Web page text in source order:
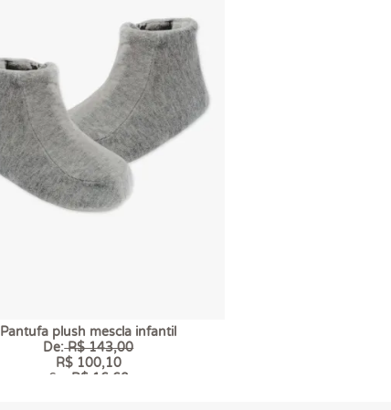
Pantufa plush mescla infantil
De:R$ 143,00
R$ 100,10
6 x R$ 16,68